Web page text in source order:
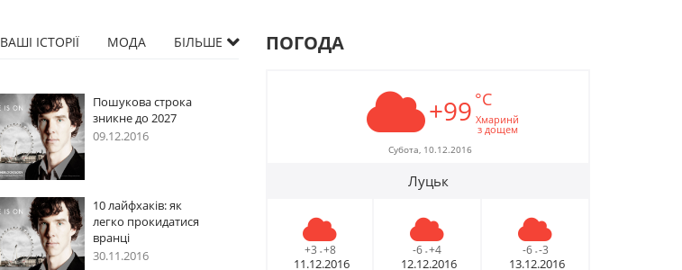
ВАШІ ІСТОРІЇ МОДА БІЛЬШЕ
Пошукова строка
зникне до 2027
09.12.2016
10 лайфхаків: як
легко прокидатися
вранці
30.11.2016
Пошукова строка
зникне до 2027
09.12.2016
легко прокидатися
ПОГОДА
+99 °C
Хмаринй
з дощем
Субота, 10.12.2016
Луцьк
+3 - +8
11.12.2016
-6 - +4
12.12.2016
-6 - -3
13.12.2016